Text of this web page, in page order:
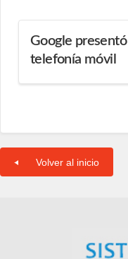
Google
telefonía móvil
Volver al inicio